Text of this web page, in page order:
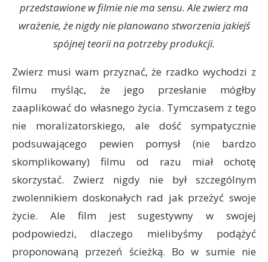
przedstawione w filmie nie ma sensu. Ale zwierz ma
wrażenie, że nigdy nie planowano stworzenia jakiejś
spójnej teorii na potrzeby produkcji.
Zwierz musi wam przyznać, że rzadko wychodzi z
filmu myśląc, że jego przesłanie mógłby
zaaplikować do własnego życia. Tymczasem z tego
nie moralizatorskiego, ale dość sympatycznie
podsuwającego pewien pomysł (nie bardzo
skomplikowany) filmu od razu miał ochotę
skorzystać. Zwierz nigdy nie był szczególnym
zwolennikiem doskonałych rad jak przeżyć swoje
życie. Ale film jest sugestywny w swojej
podpowiedzi, dlaczego mielibyśmy podążyć
proponowaną przezeń ścieżką. Bo w sumie nie